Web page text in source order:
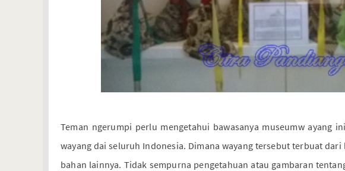
Teman ngerumpi perlu mengetahui bawasanya museumw ayang
wayang dai seluruh Indonesia. Dimana wayang tersebut terbuat
bahan lainnya. Tidak sempurna pengetahuan atau gambaran